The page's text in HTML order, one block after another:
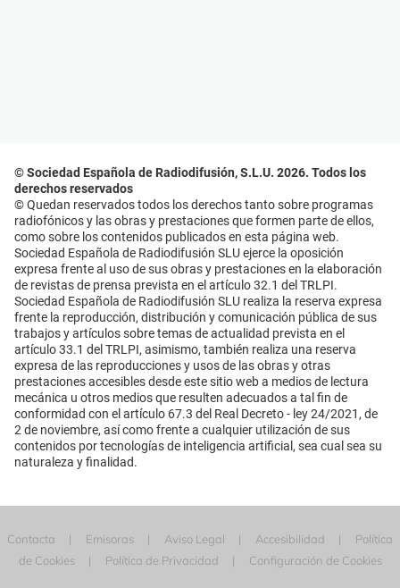
© Sociedad Española de Radiodifusión, S.L.U. 2026. Todos los
derechos reservados
© Quedan reservados todos los derechos tanto sobre programas
radiofónicos y las obras y prestaciones que formen parte de ellos,
como sobre los contenidos publicados en esta página web.
Sociedad Española de Radiodifusión SLU ejerce la oposición
expresa frente al uso de sus obras y prestaciones en la elaboración
de revistas de prensa prevista en el artículo 32.1 del TRLPI.
Sociedad Española de Radiodifusión SLU realiza la reserva expresa
frente la reproducción, distribución y comunicación pública de sus
trabajos y artículos sobre temas de actualidad prevista en el
artículo 33.1 del TRLPI, asimismo, también realiza una reserva
expresa de las reproducciones y usos de las obras y otras
prestaciones accesibles desde este sitio web a medios de lectura
mecánica u otros medios que resulten adecuados a tal fin de
conformidad con el artículo 67.3 del Real Decreto - ley 24/2021, de
2 de noviembre, así como frente a cualquier utilización de sus
contenidos por tecnologías de inteligencia artificial, sea cual sea su
naturaleza y finalidad.
Contacta Emisoras Aviso Legal Accesibilidad
Política
de Cookies
Política de Privacidad Configuración de Cookies